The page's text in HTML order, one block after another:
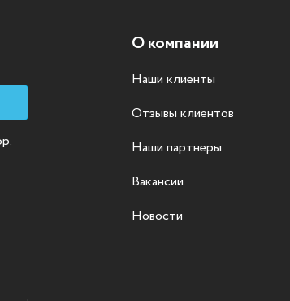
О компании
Наши клиенты
Отзывы клиентов
Наши партнеры
Вакансии
Новости